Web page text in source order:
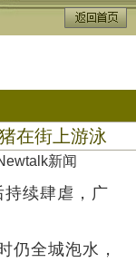
在街上游泳
新闻
持续肆虐，广
仍全城泡水，